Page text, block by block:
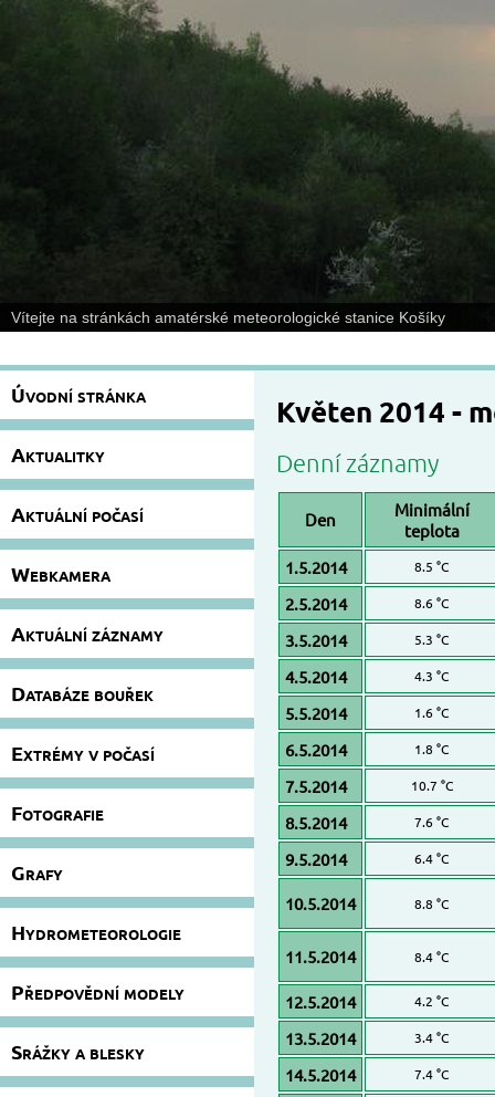
Vítejte na stránkách amatérské meteorologické stanice Košíky
Úvodní stránka
Aktualitky
Aktuální počasí
Webkamera
Aktuální záznamy
Databáze bouřek
Extrémy v počasí
Fotografie
Grafy
Hydrometeorologie
Předpovědní modely
Srážky a blesky
Květen 2014 -
Denní záznamy
Den
Minimální
teplota
1.5.2014
8.5 °C
2.5.2014 8.6 °C
3.5.2014 5.3 °C
4.5.2014 4.3 °C
5.5.2014 1.6 °C
6.5.2014 1.8 °C
7.5.2014 10.7 °C
8.5.2014 7.6 °C
9.5.2014 6.4 °C
10.5.2014 8.8 °C
11.5.2014 8.4 °C
12.5.2014 4.2 °C
13.5.2014 3.4 °C
14.5.2014 7.4 °C